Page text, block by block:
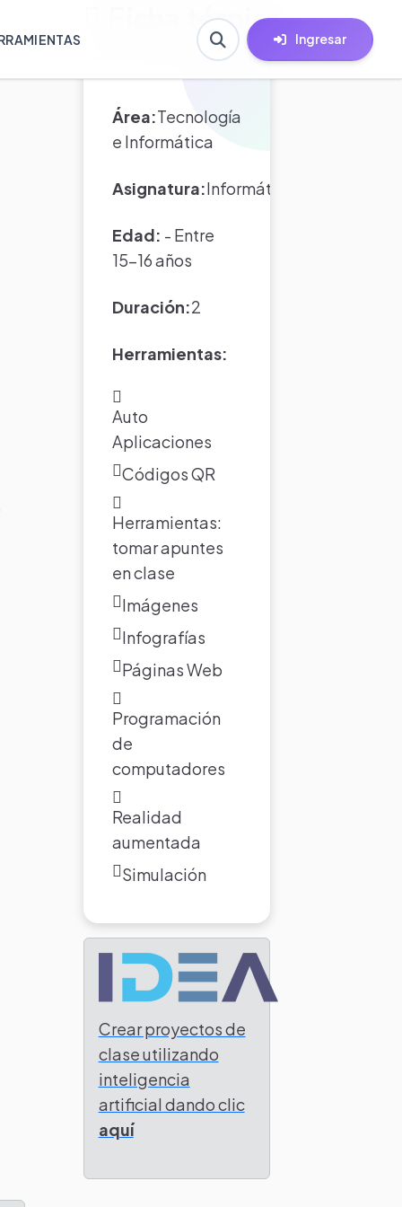
Ingresar
Ficha técnica
Área:Tecnología
e Informática
Asignatura:Informática
Edad: - Entre
15-16 años
Duración:2
Herramientas:
Auto
Aplicaciones
Códigos QR
Herramientas:
tomar apuntes
en clase
Imágenes
Infografías
Páginas Web
Programación
de
computadores
Realidad
aumentada
Simulación
Crear proyectos de
clase utilizando
inteligencia
artificial dando clic
aquí